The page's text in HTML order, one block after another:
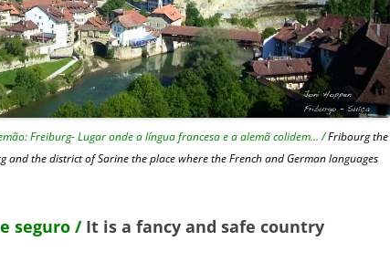
Freiburg- Lugar onde a língua francesa e a alemã colidem… /Fribourg the
and the district of Sarine the place where the French and German languages
seguro / It is a fancy and safe country